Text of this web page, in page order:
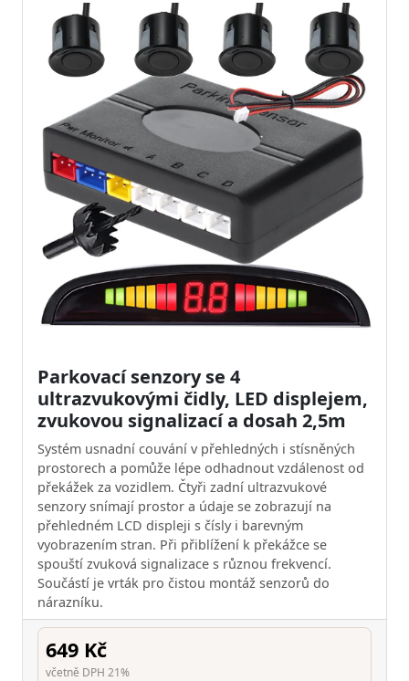
Parkovací senzory se 4
ultrazvukovými čidly, LED displejem,
zvukovou signalizací a dosah 2,5m
Systém usnadní couvání v přehledných i stísněných
prostorech a pomůže lépe odhadnout vzdálenost od
překážek za vozidlem. Čtyři zadní ultrazvukové
senzory snímají prostor a údaje se zobrazují na
přehledném LCD displeji s čísly i barevným
vyobrazením stran. Při přiblížení k překážce se
spouští zvuková signalizace s různou frekvencí.
Součástí je vrták pro čistou montáž senzorů do
nárazníku.
649 Kč
včetně DPH 21%